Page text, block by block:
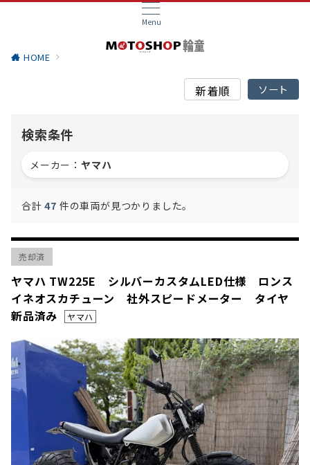
Menu
HOME
検索条件
メーカー： ヤマハ
合計47 件の車両が見つかりました。
売却済
ヤマハ TW225E シルバーカスタムLED仕様 ロンス
イネオスカチューン 社外スピードメーター タイヤ
新品済み
ヤマハ